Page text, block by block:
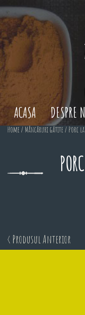
ACASA DESPRE
Home / Mâncăruri gătite / Porc
< Produsul Anterior